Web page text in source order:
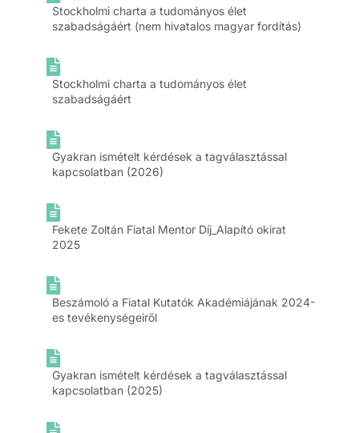
Stockholmi charta a tudományos élet
szabadságáért (nem hivatalos magyar fordítás)
Stockholmi charta a tudományos élet
szabadságáért
Gyakran ismételt kérdések a tagválasztással
kapcsolatban (2026)
Fekete Zoltán Fiatal Mentor Díj_Alapító okirat
2025
Beszámoló a Fiatal Kutatók Akadémiájának 2024-
es tevékenységeiről
Gyakran ismételt kérdések a tagválasztással
kapcsolatban (2025)